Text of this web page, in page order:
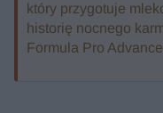
który przygotuje
historię nocnego
Formula Pro